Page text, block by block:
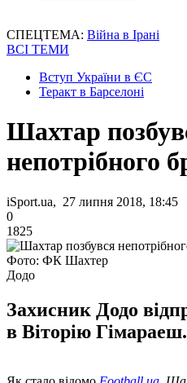
СПЕЦТЕМА: Війна в Ірані
ВСІ ТЕМИ
Вступ України в ЄС
Теракт в Барселоні
Шахтар
непотрібного
iSport.ua, 27 липня 2018, 18:45
0
1825
Фото: ФК Шахтер
Додо
Захисник Додо
в Віторію Гімараеш.